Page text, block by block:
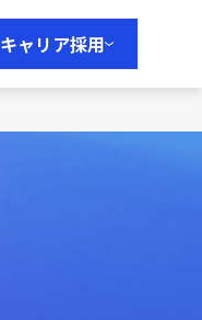
キャリア採用